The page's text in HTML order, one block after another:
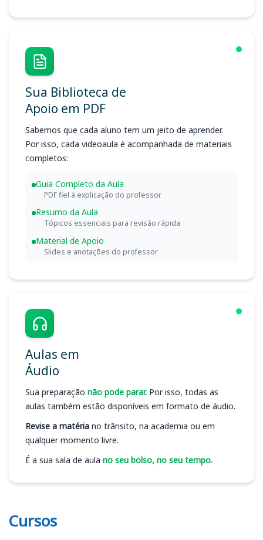
Sua Biblioteca de
Apoio em PDF
Sabemos que cada aluno tem um jeito de aprender.
Por isso, cada videoaula é acompanhada de materiais
completos:
Guia Completo da Aula
PDF fiel à explicação do professor
Resumo da Aula
Tópicos essenciais para revisão rápida
Material de Apoio
Slides e anotações do professor
Aulas em
Áudio
Sua preparação não pode parar. Por isso, todas as
aulas também estão disponíveis em formato de áudio.
Revise a matéria no trânsito, na academia ou em
qualquer momento livre.
É a sua sala de aula no seu bolso, no seu tempo.
Cursos